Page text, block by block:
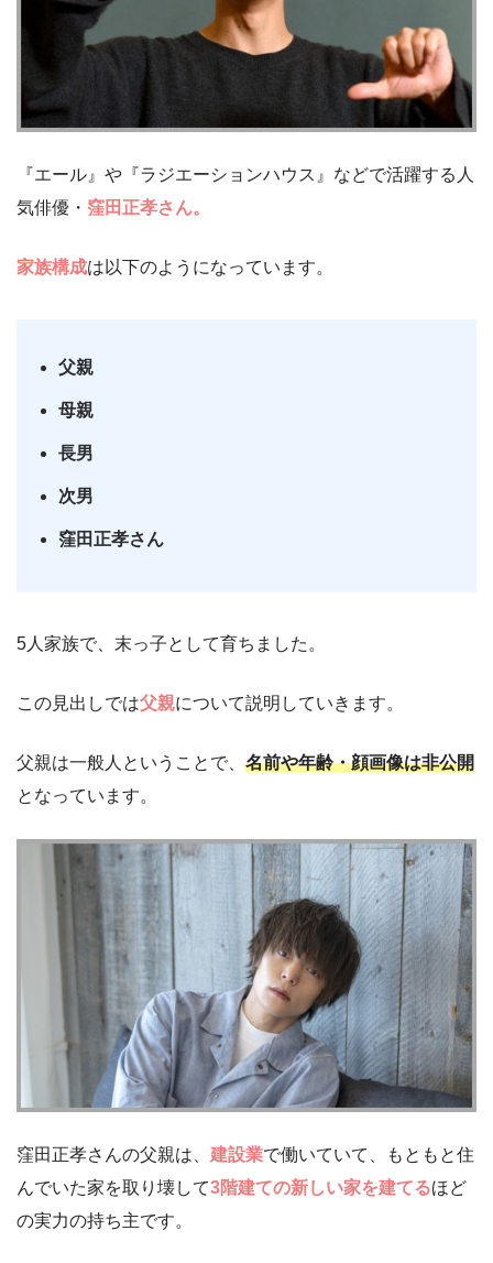
『エール』や『ラジエーションハウス』などで活躍する人
気俳優・ 窪田正孝さん。
家族構成は以下のようになっています。
父親
母親
長男
次男
窪田正孝さん
5人家族で、末っ子として育ちました。
この見出しでは父親について説明していきます。
父親は一般人ということで、 名前や年齢・顔画像は非公開
となっています。
窪田正孝さんの父親は、 建設業で働いていて、もともと住
んでいた家を取り壊して3階建ての新しい家を建てるほど
の実力の持ち主です。